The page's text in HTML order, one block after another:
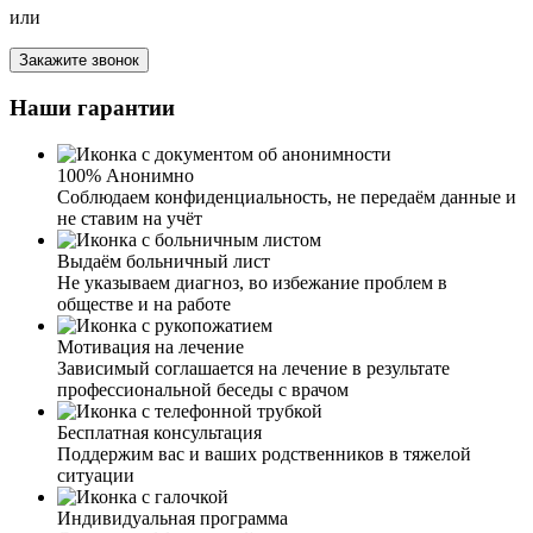
Я благодарна вашей клинике за лечение от алкоголизма
Именно здесь специалисты нашли правильный подход к
Благодаря вам у нас такой отличный результат и знания,
ситуациях. Спасибо вам огромное.
Сложно писать весь тот кошмар, который нам с
супругом пришлось пережить. Наш сын стал плотно
употреблять алкоголь, забросил учебу, пропал интерес к
тренировкам. Усугубило ситуацию и расставание с
девушкой. Два месяца назад моя подруга посоветовала
обратиться к вам. Мы с мужем решили, что надо
попробовать, и позвонили вам. В течение короткого
времени приехали ваши специалисты, провели беседу с
сыном и предложили различные способы лечения. Сын
или
Закажите звонок
Наши гарантии
100% Анонимно
Соблюдаем конфиденциальность, не передаём данные и
не ставим на учёт
Выдаём больничный лист
Не указываем диагноз, во избежание проблем в
обществе и на работе
Мотивация на лечение
Зависимый соглашается на лечение в результате
профессиональной беседы с врачом
Бесплатная консультация
Поддержим вас и ваших родственников в тяжелой
ситуации
Индивидуальная программа